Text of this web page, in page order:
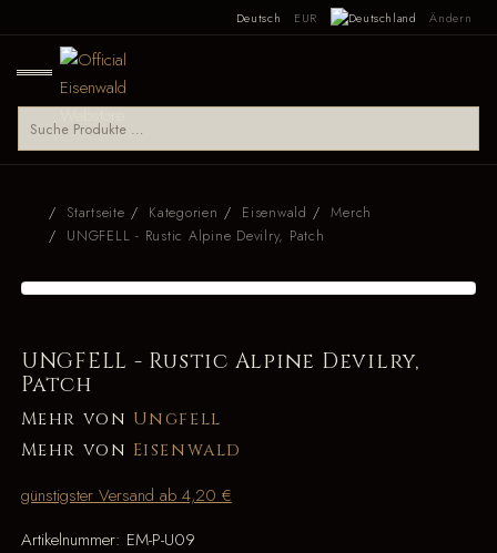
Deutsch EUR Ändern
Startseite Kategorien Eisenwald
Merch
UNGFELL - Rustic Alpine Devilry, Patch
UNGFELL - Rustic Alpine Devilry,
Patch
Mehr von Ungfell
Mehr von Eisenwald
günstigster Versand ab 4,20 €
Artikelnummer: EM-P-U09